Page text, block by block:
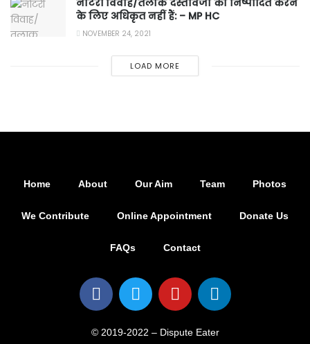
नोटरी विवाह/तलाक दस्तावेजों को निष्पादित करने
के लिए अधिकृत नहीं हैं: – MP HC
NOVEMBER 24, 2021
LOAD MORE
Home About Our Aim Team Photos
We Contribute Online Appointment Donate Us
FAQs Contact
© 2019-2022 – Dispute Eater